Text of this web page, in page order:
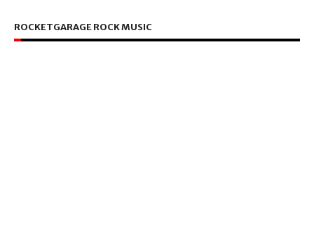
ROCKETGARAGE ROCK MUSIC